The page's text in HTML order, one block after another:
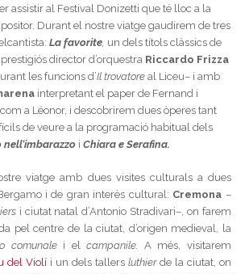
assistir al Festival Donizetti que té lloc a la
Durant el nostre viatge gaudirem de tres
La favorite un dels títols clàssics de
director d’orquestra Riccardo Frizza
les funcions d’Il trovatore al Liceu– i amb
interpretant el paper de Fernand i
com a Léonor, i descobrirem dues òperes tant
de veure a la programació habitual dels
nell’imbarazzo iChiara e Serafina.
viatge amb dues visites culturals a dues
i de gran interès cultural: Cremona –
i ciutat natal d’Antonio Stradivari–, on farem
pel centre de la ciutat, d’origen medieval, la
comunale i el campanile. A més, visitarem
del Violí i un dels tallers luthierde la ciutat, on